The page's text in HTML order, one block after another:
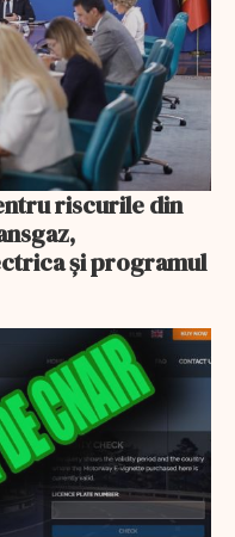
riscurile din
și programul